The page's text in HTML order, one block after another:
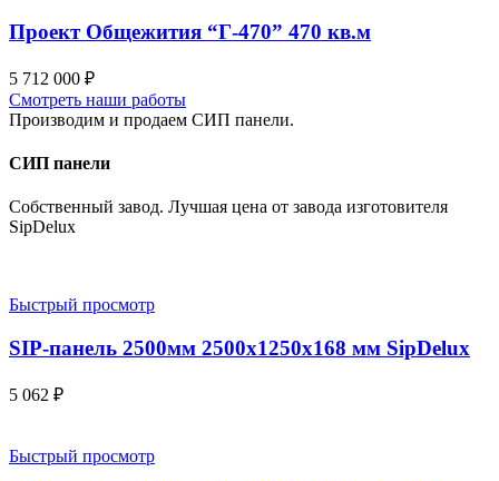
Проект Общежития “Г-470” 470 кв.м
5 712 000 ₽
Смотреть наши работы
Производим и продаем СИП панели.
СИП панели
Собственный завод. Лучшая цена от завода изготовителя
SipDelux
Быстрый просмотр
SIP-панель 2500мм 2500x1250x168 мм SipDelux
5 062 ₽
Быстрый просмотр